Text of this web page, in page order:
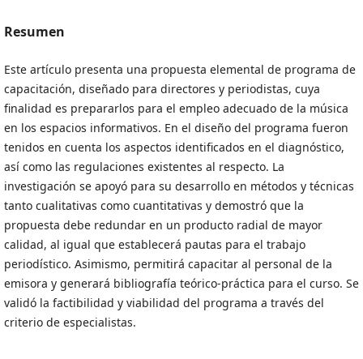
Resumen
Este artículo presenta una propuesta elemental de programa de
capacitación, diseñado para directores y periodistas, cuya
finalidad es prepararlos para el empleo adecuado de la música
en los espacios informativos. En el diseño del programa fueron
tenidos en cuenta los aspectos identificados en el diagnóstico,
así como las regulaciones existentes al respecto. La
investigación se apoyó para su desarrollo en métodos y técnicas
tanto cualitativas como cuantitativas y demostró que la
propuesta debe redundar en un producto radial de mayor
calidad, al igual que establecerá pautas para el trabajo
periodístico. Asimismo, permitirá capacitar al personal de la
emisora y generará bibliografía teórico-práctica para el curso. Se
validó la factibilidad y viabilidad del programa a través del
criterio de especialistas.